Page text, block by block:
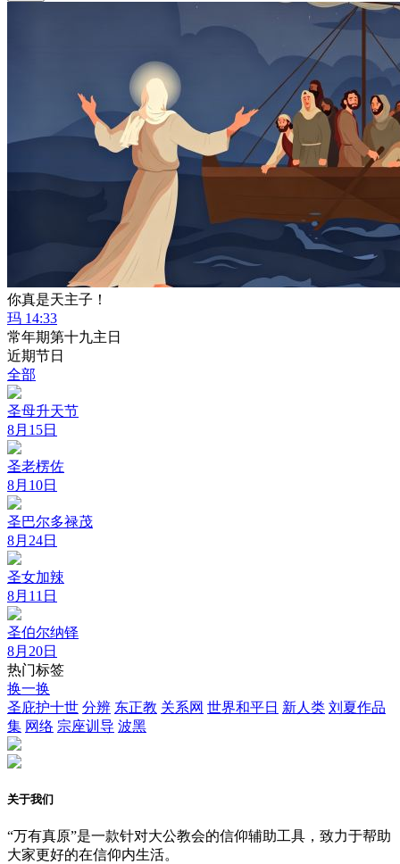
你真是天主子！
玛 14:33
常年期第十九主日
近期节日
全部
圣母升天节
8月15日
圣老楞佐
8月10日
圣巴尔多禄茂
8月24日
圣女加辣
8月11日
圣伯尔纳铎
8月20日
热门标签
换一换
圣庇护十世 分辨 东正教 关系网 世界和平日 新人类 刘夏作品
集 网络 宗座训导 波黑
关于我们
“万有真原”是一款针对大公教会的信仰辅助工具，致力于帮助
大家更好的在信仰内生活。